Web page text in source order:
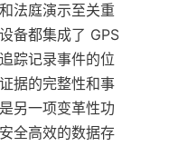
法庭演示至关重
备都集成了 GPS
踪记录事件的位
据的完整性和事
另一项变革性功
全高效的数据存